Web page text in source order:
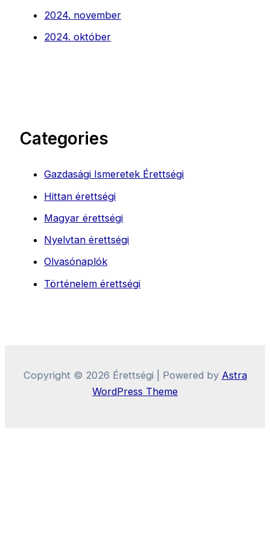
2024. november
2024. október
Categories
Gazdasági Ismeretek Érettségi
Hittan érettségi
Magyar érettségi
Nyelvtan érettségi
Olvasónaplók
Történelem érettségi
Copyright © 2026 Érettségi | Powered by Astra
WordPress Theme